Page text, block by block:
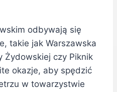
odbywają się
takie jak Warszawska
Żydowskiej czy Piknik
okazje, aby spędzić
w towarzystwie